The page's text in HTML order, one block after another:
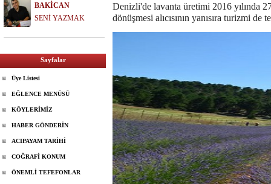
BAKİCAN
SENİ YAZMAK
Sayfalar
Üye Listesi
EĞLENCE MENÜSÜ
KÖYLERİMİZ
HABER GÖNDERİN
ACIPAYAM TARİHİ
COĞRAFİ KONUM
ÖNEMLİ TEFEFONLAR
Denizli'de lavanta üretimi 2016 yılında
dönüşmesi alıcısının yanısıra turizmi de